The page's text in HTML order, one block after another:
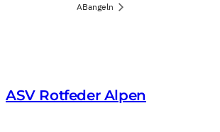
ABangeln
ASV Rotfeder Alpen